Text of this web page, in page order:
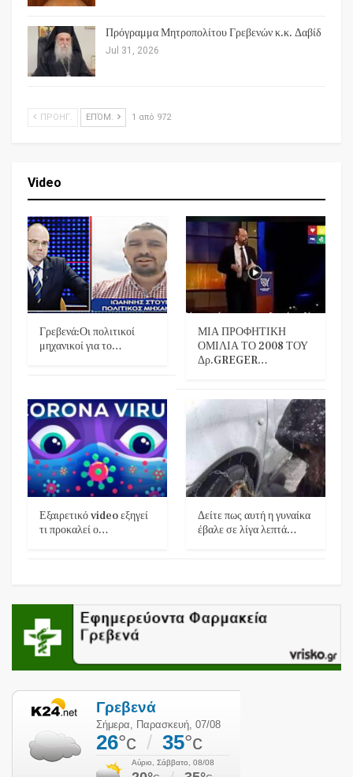
Πρόγραμμα Μητροπολίτου Γρεβενών κ.κ. Δαβίδ
Jul 31, 2026
ΠΡΟΗΓ. ΕΠΌΜ. 1 από 972
Video
Γρεβενά:Οι πολιτικοί
μηχανικοί για το…
ΜΙΑ ΠΡΟΦΗΤΙΚΗ
ΟΜΙΛΙΑ ΤΟ 2008 ΤΟΥ
Δρ.GREGER…
Εξαιρετικό video εξηγεί
τι προκαλεί ο…
Δείτε πως αυτή η γυναίκα
έβαλε σε λίγα λεπτά…